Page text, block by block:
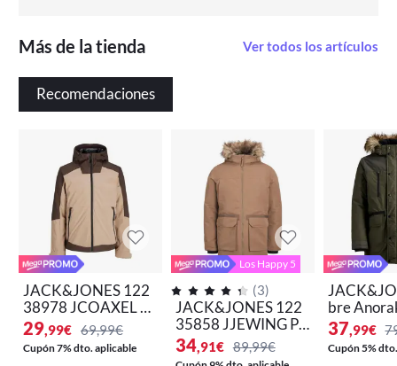
Más de la tienda Ver todos los artículos
Recomendaciones
JACK&JONES 122
38978 JCOAXEL T
RANSITIONAL JAC
KET SN Hombre An
orak Chaqueta Caza
29,99€ 69,99€
Cupón 7% dto. aplicable
Los Happy 5
(3)
JACK&JONES 122
35858 JJEWING PA
RKA SN Hombre An
orak Chaqueta Caza
34,91€ 89,99€
bre
a
brigo
37,99€
Cupón 5%